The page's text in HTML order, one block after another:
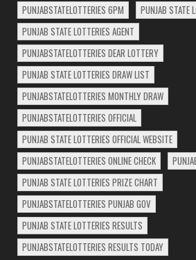
PUNJABSTATELOTTERIES 6PM
PUNJAB STATE
PUNJAB STATE LOTTERIES AGENT
PUNJABSTATELOTTERIES DEAR LOTTERY
PUNJAB STATE LOTTERIES DRAW LIST
PUNJABSTATELOTTERIES MONTHLY DRAW
PUNJABSTATELOTTERIES OFFICIAL
PUNJAB STATE LOTTERIES OFFICIAL WEBSITE
PUNJABSTATELOTTERIES ONLINE CHECK
PUNJAB STATE LOTTERIES PRIZE CHART
PUNJABSTATELOTTERIES PUNJAB GOV
PUNJAB STATE LOTTERIES RESULTS
PUNJABSTATELOTTERIES RESULTS TODAY